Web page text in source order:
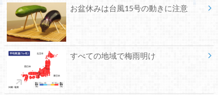
お盆休みは台風15号の動きに注意
すべての地域で梅雨明け